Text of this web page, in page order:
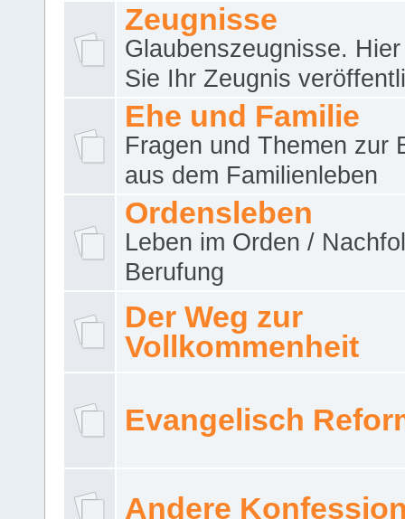
Zeugnisse
Glaubenszeugnisse.
Sie Ihr Zeugnis
Ehe und Familie
Fragen und Themen zur
aus dem Familienleben
Ordensleben
Leben im Orden /
Berufung
Der Weg zur
Vollkommenheit
Evangelisch
Andere